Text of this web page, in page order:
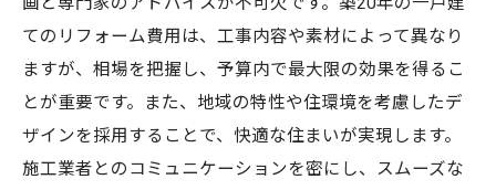
てのリフォーム費用は、工事内容や素材によって異なり
ますが、相場を把握し、予算内で最大限の効果を得るこ
とが重要です。また、地域の特性や住環境を考慮したデ
ザインを採用することで、快適な住まいが実現します。
施工業者とのコミュニケーションを密にし、スムーズな